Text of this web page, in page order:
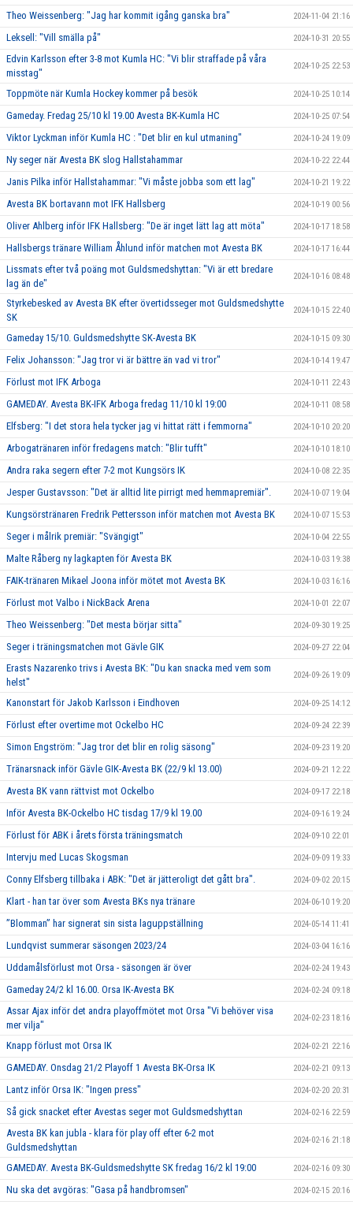
Theo Weissenberg: "Jag har kommit igång ganska bra" 2024-11-04 21:16
Leksell: "Vill smälla på" 2024-10-31 20:55
Edvin Karlsson efter 3-8 mot Kumla HC: "Vi blir straffade på våra
misstag"
2024-10-25 22:53
Toppmöte när Kumla Hockey kommer på besök 2024-10-25 10:14
Gameday. Fredag 25/10 kl 19.00 Avesta BK-Kumla HC 2024-10-25 07:54
Viktor Lyckman inför Kumla HC : "Det blir en kul utmaning" 2024-10-24 19:09
Ny seger när Avesta BK slog Hallstahammar 2024-10-22 22:44
Janis Pilka inför Hallstahammar: "Vi måste jobba som ett lag" 2024-10-21 19:22
Avesta BK bortavann mot IFK Hallsberg 2024-10-19 00:56
Oliver Ahlberg inför IFK Hallsberg: "De är inget lätt lag att möta" 2024-10-17 18:58
Hallsbergs tränare William Åhlund inför matchen mot Avesta BK 2024-10-17 16:44
Lissmats efter två poäng mot Guldsmedshyttan: "Vi är ett bredare
lag än de"
2024-10-16 08:48
Styrkebesked av Avesta BK efter övertidsseger mot Guldsmedshytte
SK
2024-10-15 22:40
Gameday 15/10. Guldsmedshytte SK-Avesta BK 2024-10-15 09:30
Felix Johansson: "Jag tror vi är bättre än vad vi tror" 2024-10-14 19:47
Förlust mot IFK Arboga 2024-10-11 22:43
GAMEDAY. Avesta BK-IFK Arboga fredag 11/10 kl 19:00 2024-10-11 08:58
Elfsberg: "I det stora hela tycker jag vi hittat rätt i femmorna" 2024-10-10 20:20
Arbogatränaren inför fredagens match: "Blir tufft" 2024-10-10 18:10
Andra raka segern efter 7-2 mot Kungsörs IK 2024-10-08 22:35
Jesper Gustavsson: "Det är alltid lite pirrigt med hemmapremiär". 2024-10-07 19:04
Kungsörstränaren Fredrik Pettersson inför matchen mot Avesta BK 2024-10-07 15:53
Seger i målrik premiär: "Svängigt" 2024-10-04 22:55
Malte Råberg ny lagkapten för Avesta BK 2024-10-03 19:38
FAIK-tränaren Mikael Joona inför mötet mot Avesta BK 2024-10-03 16:16
Förlust mot Valbo i NickBack Arena 2024-10-01 22:07
Theo Weissenberg: "Det mesta börjar sitta" 2024-09-30 19:25
Seger i träningsmatchen mot Gävle GIK 2024-09-27 22:04
Erasts Nazarenko trivs i Avesta BK: "Du kan snacka med vem som
helst"
2024-09-26 19:09
Kanonstart för Jakob Karlsson i Eindhoven 2024-09-25 14:12
Förlust efter overtime mot Ockelbo HC 2024-09-24 22:39
Simon Engström: "Jag tror det blir en rolig säsong" 2024-09-23 19:20
Tränarsnack inför Gävle GIK-Avesta BK (22/9 kl 13.00) 2024-09-21 12:22
Avesta BK vann rättvist mot Ockelbo 2024-09-17 22:18
Inför Avesta BK-Ockelbo HC tisdag 17/9 kl 19.00 2024-09-16 19:24
Förlust för ABK i årets första träningsmatch 2024-09-10 22:01
Intervju med Lucas Skogsman 2024-09-09 19:33
Conny Elfsberg tillbaka i ABK: "Det är jätteroligt det gått bra". 2024-09-02 20:15
Klart - han tar över som Avesta BKs nya tränare 2024-06-10 19:20
”Blomman” har signerat sin sista laguppställning 2024-05-14 11:41
Lundqvist summerar säsongen 2023/24 2024-03-04 16:16
Uddamålsförlust mot Orsa - säsongen är över 2024-02-24 19:43
Gameday 24/2 kl 16.00. Orsa IK-Avesta BK 2024-02-24 09:18
Assar Ajax inför det andra playoffmötet mot Orsa "Vi behöver visa
mer vilja"
2024-02-23 18:16
Knapp förlust mot Orsa IK 2024-02-21 22:16
GAMEDAY. Onsdag 21/2 Playoff 1 Avesta BK-Orsa IK 2024-02-21 09:13
Lantz inför Orsa IK: "Ingen press" 2024-02-20 20:31
Så gick snacket efter Avestas seger mot Guldsmedshyttan 2024-02-16 22:59
Avesta BK kan jubla - klara för play off efter 6-2 mot
Guldsmedshyttan
2024-02-16 21:18
GAMEDAY. Avesta BK-Guldsmedshytte SK fredag 16/2 kl 19:00 2024-02-16 09:30
Nu ska det avgöras: "Gasa på handbromsen" 2024-02-15 20:16